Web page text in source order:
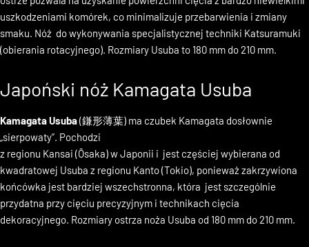
warzyw i owoców, które podawane są na surowo. Cienkie i ostre
ostrze pozwala na uzyskanie powierzchni cięcia z bardzo niewielkimi
uszkodzeniami komórek, co minimalizuje przebarwienia i zmiany
smaku. Nóż do wykonywania specjalistycznej techniki Katsuramuki
Japoński nóż Kamagata Usuba
Kamagata Usuba(鎌形薄葉)
„sierpowaty”. Pochodzi
z regionu Kansai (Ōsaka) w Japonii i jest częściej wybierana od
kwadratowej Usuba z regionu Kanto (Tokio), ponieważ zakrzywiona
końcówka jest bardziej wszechstronna, która jest szczególnie
przydatna przy cięciu precyzyjnym i technikach cięcia